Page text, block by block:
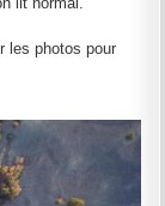
les photos pour